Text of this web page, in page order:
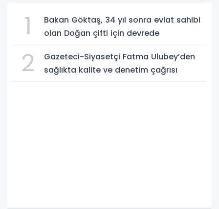
1
Bakan Göktaş, 34 yıl sonra evlat sahibi
olan Doğan çifti için devrede
2
Gazeteci-Siyasetçi Fatma Ulubey’den
sağlıkta kalite ve denetim çağrısı